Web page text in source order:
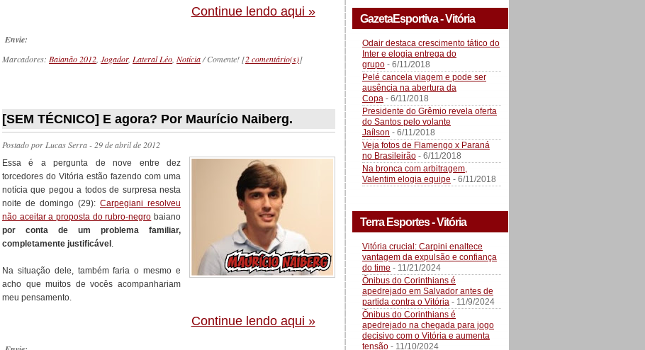
Continue lendo aqui »
Envie:
Marcadores: Baianão 2012 Jogador, Lateral Léo Notícia/ Comente! [2 comentário(s)]
[SEM TÉCNICO] E agora? Por Maurício Naiberg.
Postado porLucas Serra- 29 de abril de 2012
Essa é a pergunta de nove entre dez
torcedores do Vitória estão fazendo com uma
notícia que pegou a todos de surpresa nesta
noite de domingo (29): Carpegiani resolveu
não aceitar a proposta do rubro-negro baiano
por conta de um problema familiar,
completamente justificável .
Na situação dele, também faria o mesmo e
acho que muitos de vocês acompanhariam
meu pensamento.
Continue lendo aqui »
GazetaEsportiva - Vitória
Odair destaca crescimento tático do
Inter e elogia entrega do
grupo - 6/11/2018
Pelé cancela viagem e pode ser
ausência na abertura da
Copa - 6/11/2018
Presidente do Grêmio revela oferta
do Santos pelo volante
Jaílson - 6/11/2018
Veja fotos de Flamengo x Paraná
no Brasileirão - 6/11/2018
Na bronca com arbitragem,
Valentim elogia equipe - 6/11/2018
Terra Esportes - Vitória
Vitória crucial: Carpini enaltece
vantagem da expulsão e confiança
do time - 11/21/2024
Ônibus do Corinthians é
apedrejado em Salvador antes de
partida contra o Vitória - 11/9/2024
Ônibus do Corinthians é
apedrejado na chegada para jogo
decisivo com o Vitória e aumenta
tensão - 11/10/2024